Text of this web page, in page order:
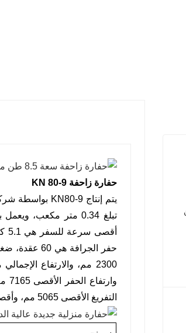
حفارة زاحفة KN 80-9
التفريغ الأقصى 5065 مم، وأقصى مدى للحفر 6330 مم، وأقصى مدى للحفر 6180 مم على الأرض.